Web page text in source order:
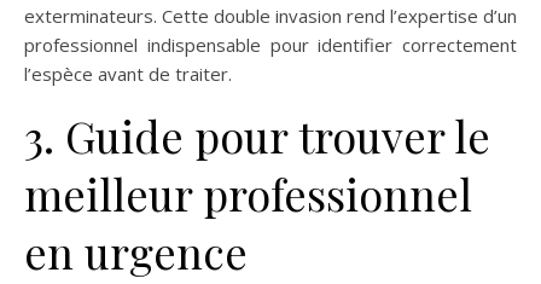
exterminateurs. Cette double invasion rend l’expertise d’un
professionnel indispensable pour identifier correctement
l’espèce avant de traiter.
3. Guide pour trouver le
meilleur professionnel
en urgence